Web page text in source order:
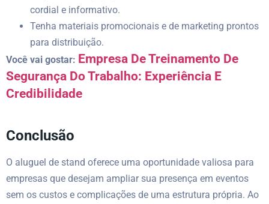
cordial e informativo.
Tenha materiais promocionais e de marketing prontos
para distribuição.
Você vai gostar: Empresa De Treinamento De
Segurança Do Trabalho: Experiência E
Credibilidade
Conclusão
O aluguel de stand oferece uma oportunidade valiosa para
empresas que desejam ampliar sua presença em eventos
sem os custos e complicações de uma estrutura própria. Ao